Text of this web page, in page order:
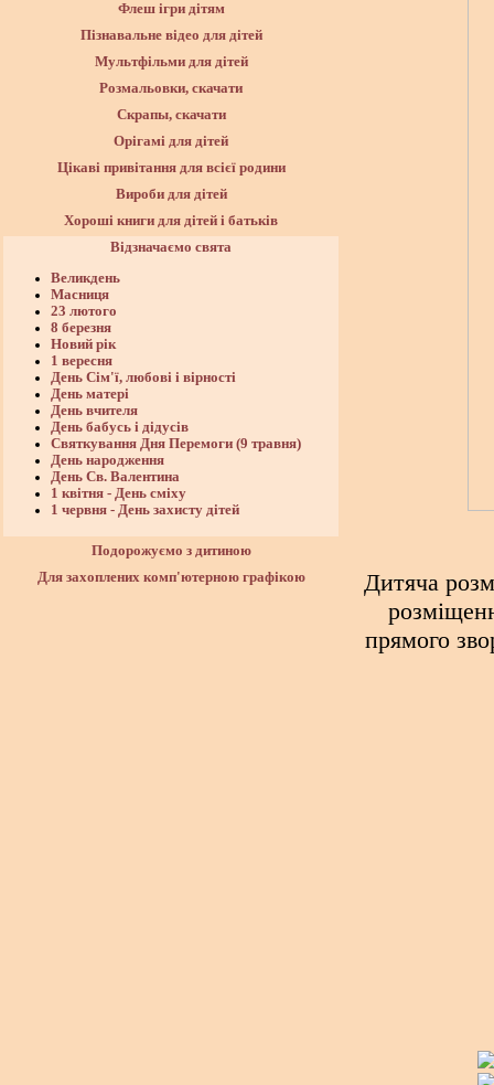
Флеш ігри дітям
Пізнавальне відео для дітей
Мультфільми для дітей
Розмальовки, скачати
Скрапы, скачати
Орігамі для дітей
Цікаві привітання для всієї родини
Вироби для дітей
Хороші книги для дітей і батьків
Відзначаємо свята
Великдень
Масниця
23 лютого
8 березня
Новий рік
1 вересня
День Сім'ї, любові і вірності
День матері
День вчителя
День бабусь і дідусів
Святкування Дня Перемоги (9 травня)
День народження
День Св. Валентина
1 квітня - День сміху
1 червня - День захисту дітей
Подорожуємо з дитиною
Для захоплених комп'ютерною графікою
Дитяча
прямого